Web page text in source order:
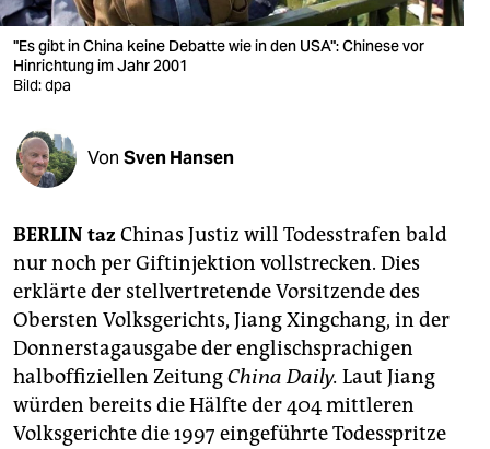
veranstaltungen
shop
fragen & hilfe
unterstützen
genossenschaft
epaper login
"Es gibt in China keine Debatte wie in den USA": Chinese vor
Hinrichtung im Jahr 2001
Bild: dpa
Von Sven Hansen
BERLIN taz Chinas Justiz will Todesstrafen bald
nur noch per Giftinjektion vollstrecken. Dies
erklärte der stellvertretende Vorsitzende des
Obersten Volksgerichts, Jiang Xingchang, in der
Donnerstagausgabe der englischsprachigen
halboffiziellen ZeitungChina Daily. Laut Jiang
würden bereits die Hälfte der 404 mittleren
Volksgerichte die 1997 eingeführte Todesspritze